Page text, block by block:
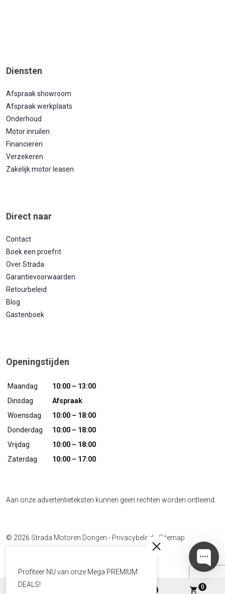
0
Profiteer NU van onze Mega PREMIUM
DEALS!
Diensten
Afspraak showroom
Afspraak werkplaats
Onderhoud
Motor inruilen
Financieren
Verzekeren
Zakelijk motor leasen
Direct naar
Contact
Boek een proefrit
Over Strada
Garantievoorwaarden
Retourbeleid
Blog
Gastenboek
Openingstijden
Maandag
10:00 – 13:00
Dinsdag
Afspraak
Woensdag
10:00 – 18:00
Donderdag
10:00 – 18:00
Vrijdag
10:00 – 18:00
Zaterdag
10:00 – 17:00
Aan onze advertentieteksten kunnen geen rechten worden ontleend.
© 2026 Strada Motoren Dongen - Privacybeleid Sitemap